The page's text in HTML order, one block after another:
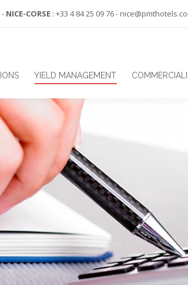
- NICE-CORSE : +33 4 84 25 09 76 -
YIELD MANAGEMENT